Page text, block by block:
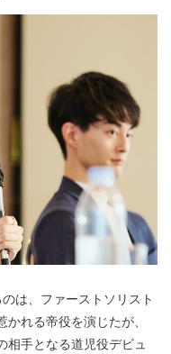
は、ファーストソリスト
れる帝役を演じたが、
相手となる道児役デビュ